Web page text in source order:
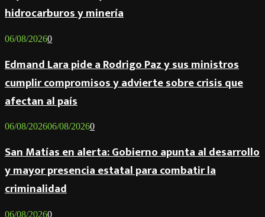
hidrocarburos y minería
06/08/20260
Edmand Lara pide a Rodrigo Paz y sus ministros
cumplir compromisos y advierte sobre crisis que
afectan al país
06/08/202606/08/20260
San Matías en alerta: Gobierno apunta al desarrollo
y mayor presencia estatal para combatir la
criminalidad
06/08/20260